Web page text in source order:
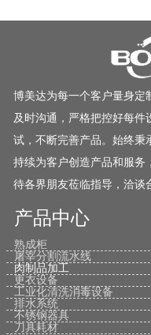
博美达为每一个客户量身定
及时沟通，严格把控好每件
试，不断完善产品。始终秉
持续为客户创造产品和服务
待各界朋友莅临指导，洽谈
产品中心
熟成柜
屠宰分割流水线
肉制品加工
更衣设备
工业化清洗消毒设备
排水系统
不锈钢器具
刀具耗材